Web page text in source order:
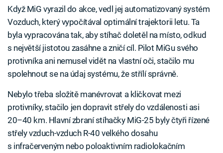
Když MiG vyrazil do akce, vedl jej automatizovaný systém
Vozduch, který vypočítával optimální trajektorii letu. Ta
byla vypracována tak, aby stíhač doletěl na místo, odkud
s největší jistotou zasáhne a zničí cíl. Pilot MiGu svého
protivníka ani nemusel vidět na vlastní oči, stačilo mu
spolehnout se na údaj systému, že střílí správně.
Nebylo třeba složitě manévrovat a kličkovat mezi
protivníky, stačilo jen dopravit střely do vzdálenosti asi
20–40 km. Hlavní zbraní stíhačky MiG-25 byly čtyři řízené
střely vzduch-vzduch R-40 velkého dosahu
s infračerveným nebo poloaktivním radiolokačním